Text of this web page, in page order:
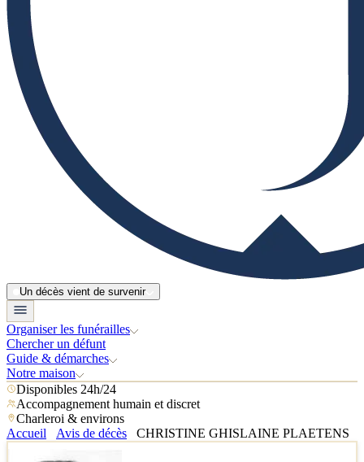
Un décès vient de survenir
Organiser les funérailles
Chercher un défunt
Guide & démarches
Notre maison
Disponibles 24h/24
Accompagnement humain et discret
Charleroi & environs
Accueil
Avis de décès CHRISTINE GHISLAINE PLAETENS